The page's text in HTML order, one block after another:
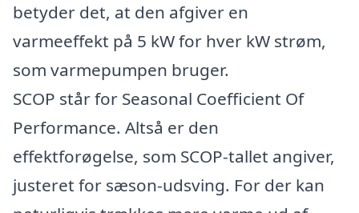
betyder det, at den afgiver en
varmeeffekt på 5 kW for hver kW strøm,
som varmepumpen bruger.
SCOP står for Seasonal Coefficient Of
Performance. Altså er den
effektforøgelse, som SCOP-tallet angiver,
justeret for sæson-udsving. For der kan